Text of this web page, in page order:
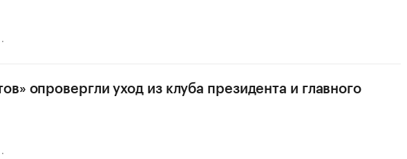
опровергли уход из клуба президента и главного